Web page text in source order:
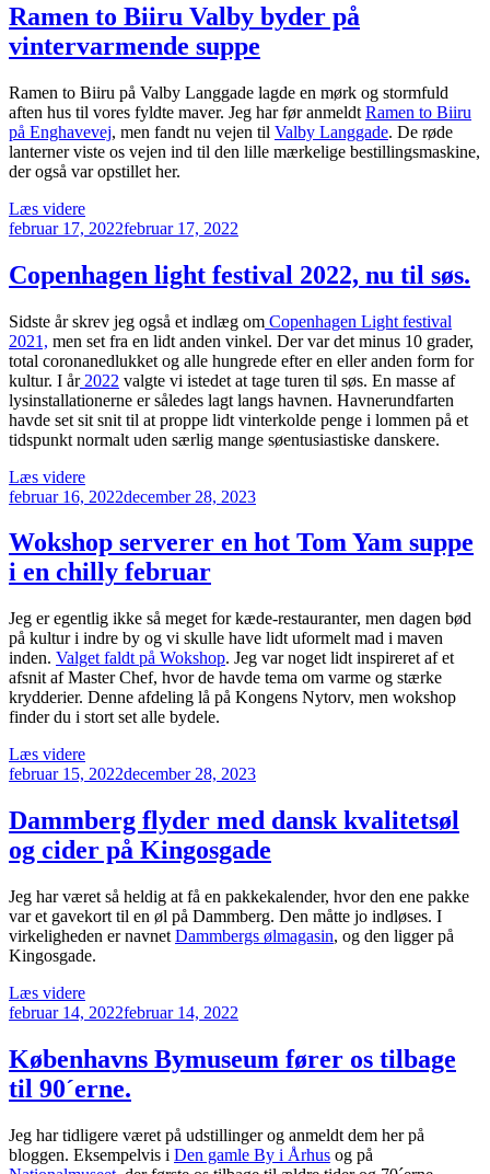
Ramen to Biiru Valby byder på
vintervarmende suppe
Ramen to Biiru på Valby Langgade lagde en mørk og stormfuld
aften hus til vores fyldte maver. Jeg har før anmeldt Ramen to Biiru
på Enghavevej, men fandt nu vejen til Valby Langgade. De røde
lanterner viste os vejen ind til den lille mærkelige bestillingsmaskine,
der også var opstillet her.
Læs videre“Ramen
to
Valby
byder
vintervarmende
suppe”
Udgivet
februar 17, 2022februar 17, 2022
Copenhagen light festival 2022, nu til søs.
Sidste år skrev jeg også et indlæg om Copenhagen Light festival
2021, men set fra en lidt anden vinkel. Der var det minus 10 grader,
total coronanedlukket og alle hungrede efter en eller anden form for
kultur. I år2022 valgte vi istedet at tage turen til søs. En masse af
lysinstallationerne er således lagt langs havnen. Havnerundfarten
havde set sit snit til at proppe lidt vinterkolde penge i lommen på et
tidspunkt normalt uden særlig mange søentusiastiske danskere.
Læs videre“Copenhagen
light
2022,
nu
til
Udgivet
februar 16, 2022december 28, 2023
Wokshop serverer en hot Tom Yam suppe
i en chilly februar
Jeg er egentlig ikke så meget for kæde-restauranter, men dagen bød
på kultur i indre by og vi skulle have lidt uformelt mad i maven
inden. Valget faldt på Wokshop. Jeg var noget lidt inspireret af et
afsnit af Master Chef, hvor de havde tema om varme og stærke
krydderier. Denne afdeling lå på Kongens Nytorv, men wokshop
finder du i stort set alle bydele.
Læs videre“Wokshop
serverer
hot
Tom
Yam
i
en
chilly
februar”
Udgivet
februar 15, 2022december 28, 2023
Dammberg flyder med dansk kvalitetsøl
og cider på Kingosgade
Jeg har været så heldig at få en pakkekalender, hvor den ene pakke
var et gavekort til en øl på Dammberg. Den måtte jo indløses. I
virkeligheden er navnet Dammbergs ølmagasin, og den ligger på
Kingosgade.
Læs videre“Dammberg
flyder
dansk
kvalitetsøl
og
på
Kingosgade”
Udgivet
februar 14, 2022februar 14, 2022
Københavns Bymuseum fører os tilbage
til 90´erne.
Jeg har tidligere været på udstillinger og anmeldt dem her på
bloggen. Eksempelvis i Den gamle By i Århus og på